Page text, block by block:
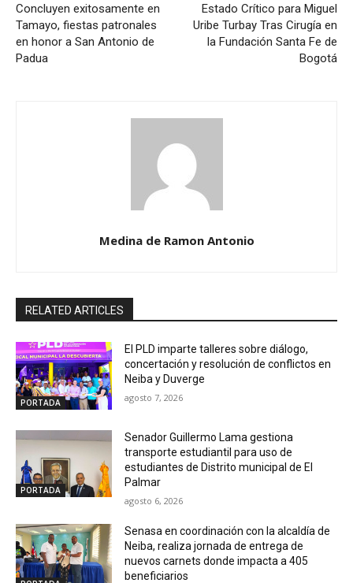
Concluyen exitosamente en
Tamayo, fiestas patronales
en honor a San Antonio de
Padua
Estado Crítico para Miguel
Uribe Turbay Tras Cirugía en
la Fundación Santa Fe de
Bogotá
Medina de Ramon Antonio
RELATED ARTICLES
PORTADA
El PLD imparte talleres sobre diálogo,
concertación y resolución de conflictos en
Neiba y Duverge
agosto 7, 2026
PORTADA
Senador Guillermo Lama gestiona
transporte estudiantil para uso de
estudiantes de Distrito municipal de El
Palmar
agosto 6, 2026
Senasa en coordinación con la alcaldía de
Neiba, realiza jornada de entrega de
nuevos carnets donde impacta a 405
beneficiarios